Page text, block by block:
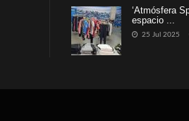
‘Atmósfera
espacio ...
25 Jul 2025